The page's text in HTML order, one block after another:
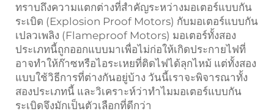
ทราบถึงความแตกต่างที่สำคัญระหว่างมอเตอร์แบบกัน
ระเบิด (Explosion Proof Motors) กับมอเตอร์แบบกัน
เปลวเพลิง (Flameproof Motors) มอเตอร์ทั้งสอง
ประเภทนี้ถูกออกแบบมาเพื่อไม่ก่อให้เกิดประกายไฟที่
อาจทำให้ก๊าซหรือไอระเหยที่ติดไฟได้ลุกไหม้ แต่ทั้งสอง
แบบใช้วิธีการที่ต่างกันอยู่บ้าง วันนี้เราจะพิจารณาทั้ง
สองประเภทนี้ และวิเคราะห์ว่าทำไมมอเตอร์แบบกัน
ระเบิดจึงมักเป็นตัวเลือกที่ดีกว่า